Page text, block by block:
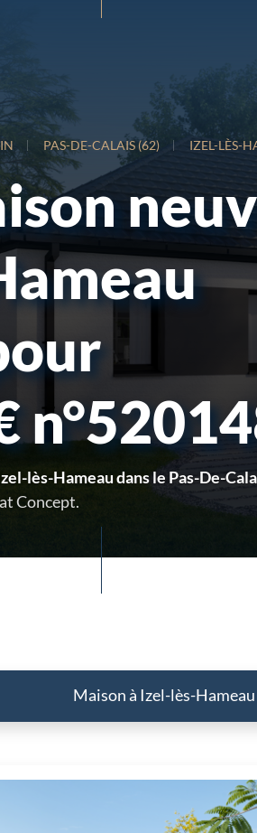
PAS-DE-CALAIS (62) IZEL-LÈS-
lès-Hameau dans le Pas-De-
Concept.
Maison à Izel-lès-